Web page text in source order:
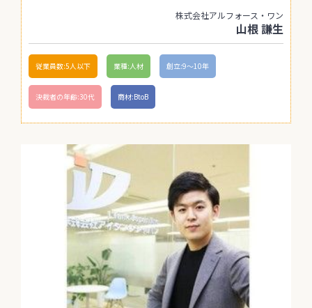
株式会社アルフォース・ワン
山根 謙生
従業員数:5人以下 業種:人材 創立:9〜10年
決裁者の年齢:30代 商材:BtoB